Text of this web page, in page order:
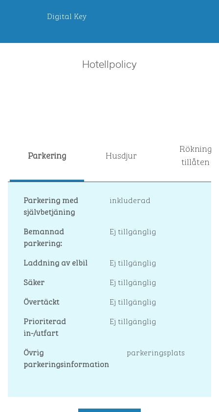
Digital Key
Hotellpolicy
Parkering Husdjur
Rökning
tillåten
Parkering med
självbetjäning
inkluderad
Bemannad
parkering:
Ej tillgänglig
Laddning av elbil
Ej tillgänglig
Säker
Ej tillgänglig
Övertäckt
Ej tillgänglig
Prioriterad
in-/utfart
Ej tillgänglig
Övrig
parkeringsinformation
parkeringsplats